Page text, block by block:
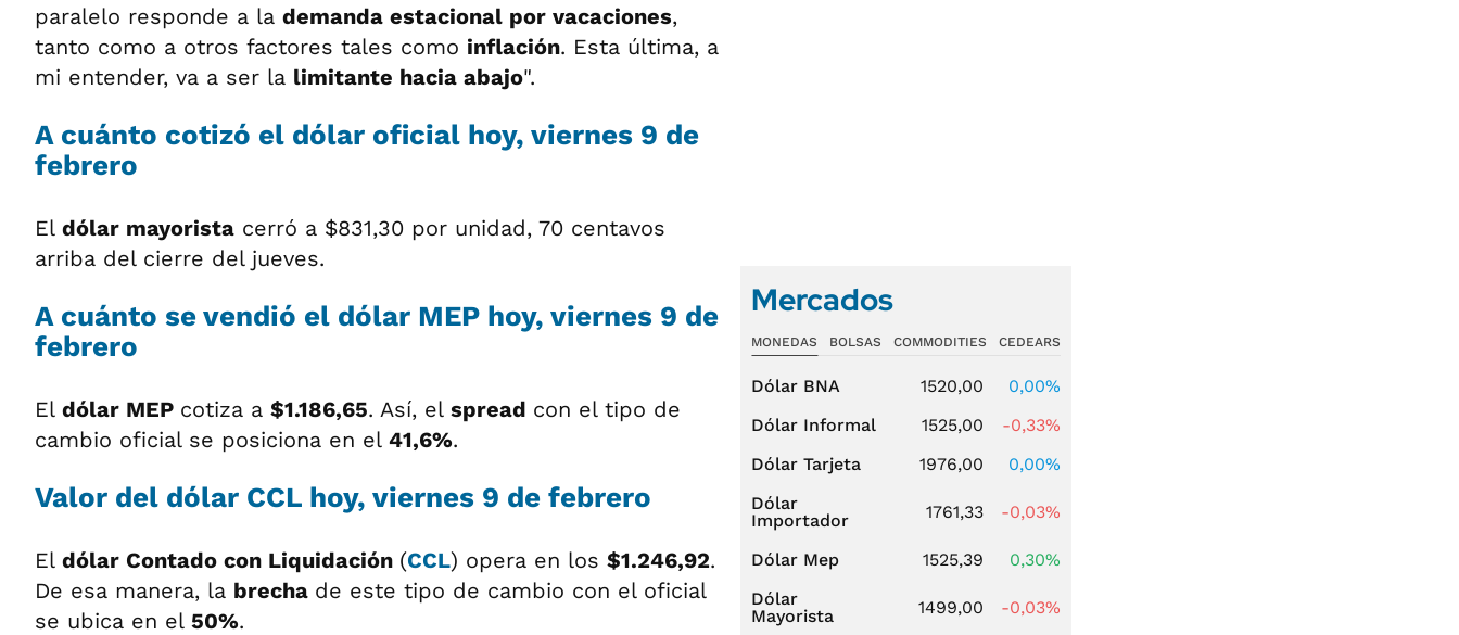
paralelo responde a la demanda estacional por vacaciones,
tanto como a otros factores tales como inflación. Esta última, a
mi entender, va a ser la limitante hacia abajo".
A cuánto cotizó el dólar oficial hoy, viernes 9 de
febrero
El dólar mayorista cerró a $831,30 por unidad, 70 centavos
arriba del cierre del jueves.
A cuánto se vendió el dólar MEP hoy, viernes 9 de
febrero
El dólar MEP cotiza a $1.186,65. Así, el spread con el tipo de
cambio oficial se posiciona en el 41,6%.
Valor del dólar CCL hoy, viernes 9 de febrero
El dólar Contado con Liquidación (CCL) opera en los $1.246,92.
De esa manera, la brecha de este tipo de cambio con el oficial
se ubica en el 50%.
Mercados
MONEDAS BOLSAS COMMODITIES CEDEARS
Dólar BNA 1520,00
0,00%
Dólar Informal
1525,00
-0,33%
Dólar Tarjeta
1976,00
0,00%
Dólar
Importador
1761,33 -0,03%
Dólar Mep 1525,39
0,30%
Dólar
Mayorista
1499,00 -0,03%